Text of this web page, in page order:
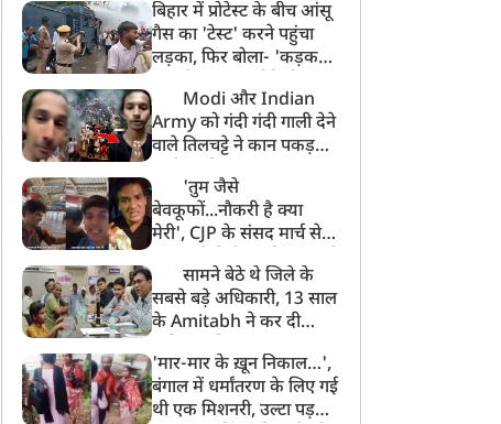
बिहार में प्रोटेस्ट के बीच आंसू
गैस का 'टेस्ट' करने पहुंचा
लड़का, फिर बोला- 'कड़क
वायरलModi और Indian
Army को गंदी गंदी गाली देने
वाले तिलचट्टे ने कान पकड़कर
'तुम जैसे
बेवकूफों...नौकरी है क्या
मेरी', CJP के संसद मार्च से
के सवाल पर मिला ये जवाब!
सामने बेठे थे जिले के
सबसे बड़े अधिकारी, 13 साल
के Amitabh ने कर दी
'मार-मार के ख़ून निकाल…',
बंगाल में धर्मांतरण के लिए गई
थी एक मिशनरी, उल्टा पड़